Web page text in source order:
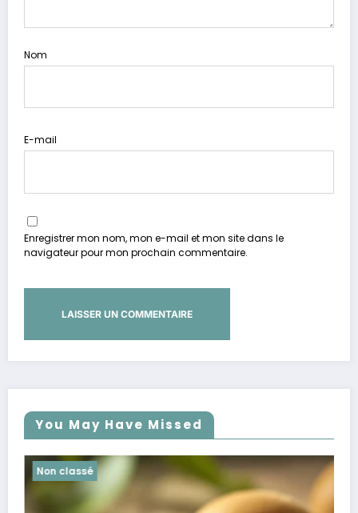
Nom
E-mail
Enregistrer mon nom, mon e-mail et mon site dans le
navigateur pour mon prochain commentaire.
You May Have Missed
Non classé